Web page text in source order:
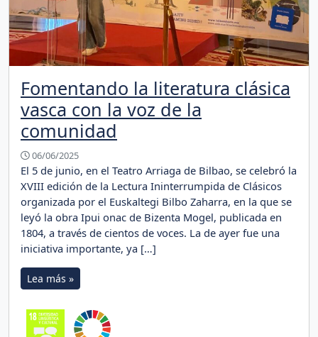
Fomentando la literatura clásica
vasca con la voz de la
comunidad
06/06/2025
El 5 de junio, en el Teatro Arriaga de Bilbao, se celebró la
XVIII edición de la Lectura Ininterrumpida de Clásicos
organizada por el Euskaltegi Bilbo Zaharra, en la que se
leyó la obra Ipui onac de Bizenta Mogel, publicada en
1804, a través de cientos de voces. La de ayer fue una
iniciativa importante, ya […]
Lea más »